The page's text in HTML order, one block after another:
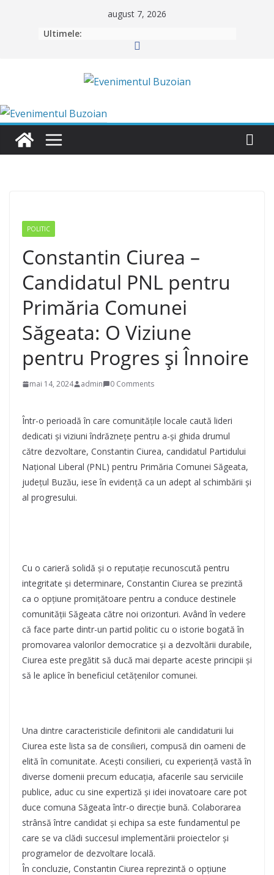
august 7, 2026
Ultimele:
POLITIC
Constantin Ciurea –
Candidatul PNL pentru
Primăria Comunei
Săgeata: O Viziune
pentru Progres și Înnoire
mai 14, 2024 admin 0 Comments
Într-o perioadă în care comunitățile locale caută lideri
dedicati și viziuni îndrăznețe pentru a-și ghida drumul
către dezvoltare, Constantin Ciurea, candidatul Partidului
Național Liberal (PNL) pentru Primăria Comunei Săgeata,
județul Buzău, iese în evidență ca un adept al schimbării și
al progresului.
Cu o carieră solidă și o reputație recunoscută pentru
integritate și determinare, Constantin Ciurea se prezintă
ca o opțiune promițătoare pentru a conduce destinele
comunității Săgeata către noi orizonturi. Având în vedere
că face parte dintr-un partid politic cu o istorie bogată în
promovarea valorilor democratice și a dezvoltării durabile,
Ciurea este pregătit să ducă mai departe aceste principii și
să le aplice în beneficiul cetățenilor comunei.
Una dintre caracteristicile definitorii ale candidaturii lui
Ciurea este lista sa de consilieri, compusă din oameni de
elită în comunitate. Acești consilieri, cu experiență vastă în
diverse domenii precum educația, afacerile sau serviciile
publice, aduc cu sine expertiză și idei inovatoare care pot
duce comuna Săgeata într-o direcție bună. Colaborarea
strânsă între candidat și echipa sa este fundamentul pe
care se va clădi succesul implementării proiectelor și
programelor de dezvoltare locală.
În concluzie, Constantin Ciurea reprezintă o opțiune